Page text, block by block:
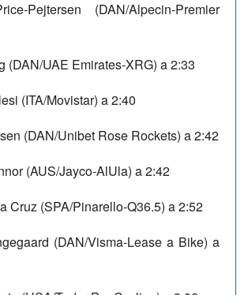
Pejtersen (DAN/Alpecin-Premier
(DAN/UAE Emirates-XRG) a 2:33
(ITA/Movistar) a 2:40
(DAN/Unibet Rose Rockets) a 2:42
(AUS/Jayco-AlUla) a 2:42
Cruz (SPA/Pinarello-Q36.5) a 2:52
(DAN/Visma-Lease a Bike) a